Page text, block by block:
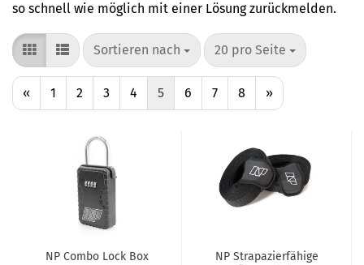
so schnell wie möglich mit einer Lösung zurückmelden.
Sortieren nach
Sortieren nach 20 pro Seite
pro Seite
« 1 2 3 4 5 6 7 8 »
NP Combo Lock Box
NP Strapazierfähige